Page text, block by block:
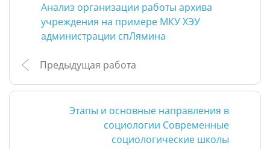
Анализ организации работы архива
учреждения на примере МКУ ХЭУ
администрации спЛямина
Предыдущая работа
Этапы и основные направления в
социологии Современные
социологические школы